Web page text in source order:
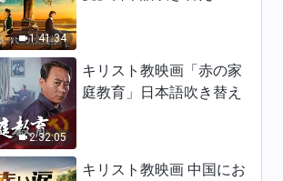
日々の神の御言葉: 神の働きを
認識する | 抜粋 224
日々の神の御言葉: 神の働きを
認識する | 抜粋 225
1:41:34
2:32:05
キリスト教映画「赤の家
庭教育」日本語吹き替え
キリスト教映画 中国にお